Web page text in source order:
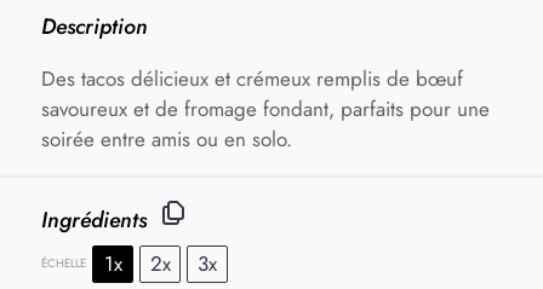
Description
Des tacos délicieux et crémeux remplis de bœuf
savoureux et de fromage fondant, parfaits pour une
soirée entre amis ou en solo.
Ingrédients
ÉCHELLE 1x 2x 3x